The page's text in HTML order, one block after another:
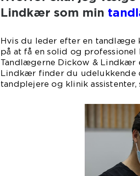
Lindkær som min
Hvis du leder efter en
på at få en solid og
Tandlægerne Dickow & Lindkær
Lindkær finder du
tandplejere og klinik